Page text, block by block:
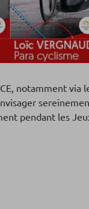
notamment via
pendant les